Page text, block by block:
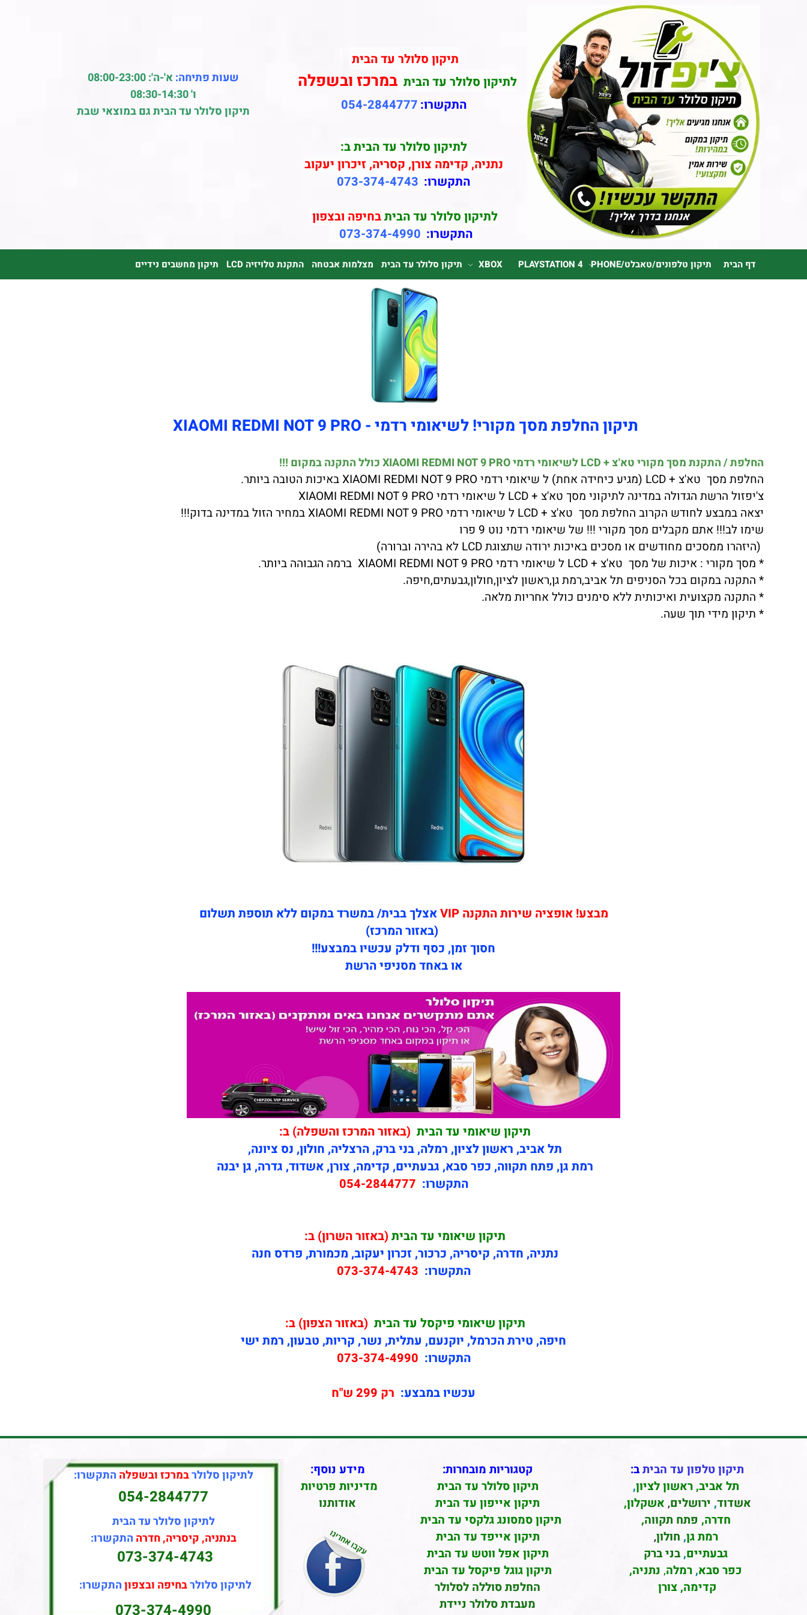
תיקון סלולר עד הבית
לתיקון סלולר עד הביתבמרכז ובשפלה
התקשרו: 054-2844777
לתיקון סלולר עד הבית ב:
נתניה, קדימה צורן, קסריה, זיכרון יעקוב
התקשרו: 073-374-4743
לתיקון סלולר עד הביתבחיפה ובצפון
התקשרו: 073-374-4990
שעות פתיחה:א'-ה': 08:00-23:00
ו' 08:30-14:30
תיקון סלולר עד הבית גם במוצאי שבת
דף הבית תיקון טלפונים/טאבלט/PHONE PLAYSTATION 4
XBOX תיקון סלולר עד הבית מצלמות אבטחה התקנת טלויזיה LCD תיקון מחשבים נידיים
תיקון החלפת מסך מקורי! לשיאומי רדמי - XIAOMI REDMI NOT 9 PRO
החלפת / התקנת מסך מקורי טא'צ + LCD לשיאומי רדמי XIAOMI REDMI NOT 9 PRO כולל התקנה במקום !!!
החלפת מסך טא'צ + LCD (מגיע כיחידה אחת) ל שיאומי רדמי XIAOMI REDMI NOT 9 PRO באיכות הטובה ביותר.
צ'יפזול הרשת הגדולה במדינה לתיקוני מסך טא'צ + LCD ל שיאומי רדמי XIAOMI REDMI NOT 9 PRO
יצאה במבצע לחודש הקרוב החלפת מסך טא'צ + LCD ל שיאומי רדמי XIAOMI REDMI NOT 9 PRO במחיר הזול במדינה בדוק!!!
שימו לב!!! אתם מקבלים מסך מקורי !!! של שיאומי רדמי נוט 9 פרו
(היזהרו ממסכים מחודשים או מסכים באיכות ירודה שתצוגת LCD לא בהירה וברורה)
* מסך מקורי : איכות של מסך טא'צ + LCD ל שיאומי רדמי XIAOMI REDMI NOT 9 PRO ברמה הגבוהה ביותר.
* התקנה במקום בכל הסניפים תל אביב,רמת גן,ראשון לציון,חולון,גבעתים,חיפה.
* התקנה מקצועית ואיכותית ללא סימנים כולל אחריות מלאה.
* תיקון מידי תוך שעה.
מבצע! אופציה שירות התקנה VIP
אצלך בבית/ במשרד במקום ללא תוספת תשלום
(באזור המרכז)
חסוך זמן, כסף ודלק עכשיו במבצע!!!
או באחד מסניפי הרשת
תיקון שיאומי עד הבית (באזור המרכז והשפלה) ב:
תל אביב, ראשון לציון, רמלה, בני ברק, הרצליה, חולון, נס ציונה,
רמת גן, פתח תקווה, כפר סבא, גבעתיים, קדימה, צורן, אשדוד, גדרה, גן יבנה
התקשרו: 054-2844777
תיקון שיאומי עד הבית (באזור השרון) ב:
נתניה, חדרה, קיסריה, כרכור, זכרון יעקוב, מכמורת, פרדס חנה
התקשרו: 073-374-4743
תיקון שיאומי פיקסל עד הבית (באזור הצפון) ב:
חיפה, טירת הכרמל, יוקנעם, עתלית, נשר, קריות, טבעון, רמת ישי
התקשרו: 073-374-4990
עכשיו במבצע: רק 299 ש"ח
תיקון טלפון עד הביתב:
תל אביב, ראשון לציון,
אשדוד, ירושלים, אשקלון,
חדרה, פתח תקווה,
רמת גן, חולון,
גבעתיים, בני ברק
כפר סבא, רמלה, נתניה,
קדימה, צורן
קטגוריות מובחרות:
תיקון סלולר עד הבית
תיקון אייפון עד הבית
תיקון סמסונג גלקסי עד הבית
תיקון אייפד עד הבית
תיקון אפל ווטש עד הבית
תיקון גוגל פיקסל עד הבית
החלפת סוללה לסלולר
מעבדת סלולר ניידת
מידע נוסף:
מדיניות פרטיות
אודותנו
לתיקון סלולרבמרכז ובשפלה התקשרו:
054-2844777
לתיקון סלולר עד הבית
בנתניה, קיסריה, חדרה התקשרו:
073-374-4743
לתיקון סלולרבחיפה ובצפוןהתקשרו:
073-374-4990